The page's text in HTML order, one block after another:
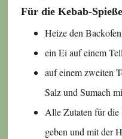
Für die Kebab-
Heize den
ein Ei auf einem
auf einem zweiten
Salz und Sumach
Alle Zutaten für die
geben und mit der